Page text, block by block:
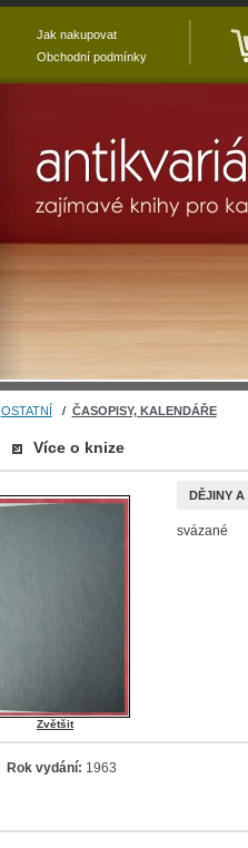
OSTATNÍ / ČASOPISY, KALENDÁŘE
Více o knize
Zvětšit
DĚJINY A
svázané
Rok vydání: 1963
Jak nakupovat
Obchodní podmínky